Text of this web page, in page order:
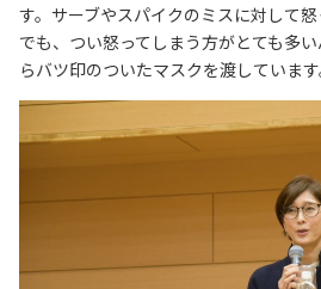
す。サーブやスパイクのミスに対して
でも、つい怒ってしまう方がとても多
らバツ印のついたマスクを渡しています